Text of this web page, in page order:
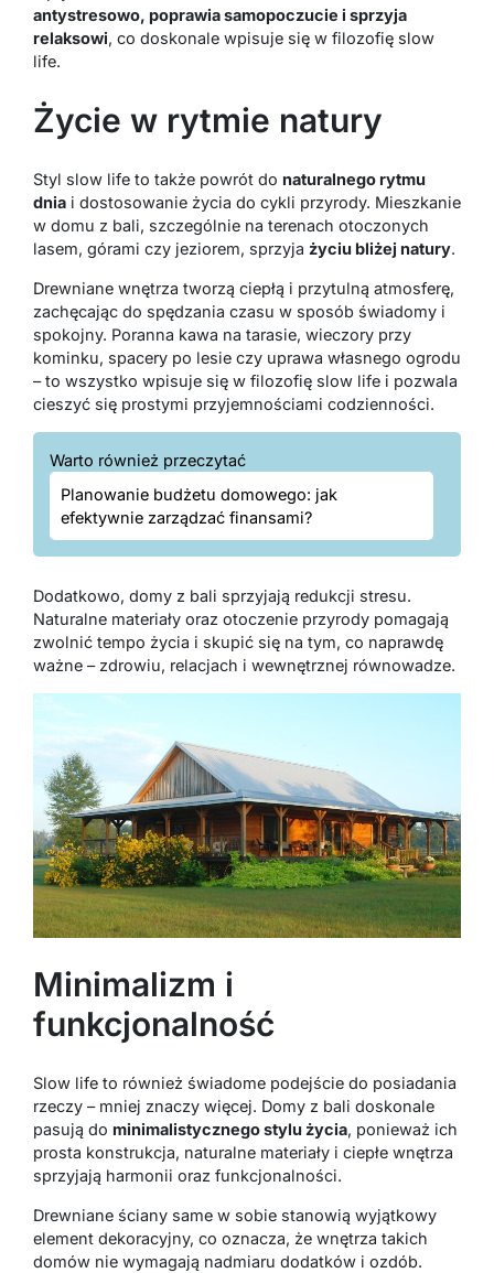
antystresowo, poprawia samopoczucie i sprzyja
relaksowi, co doskonale wpisuje się w filozofię slow
life.
Życie w rytmie natury
Styl slow life to także powrót do naturalnego rytmu
dnia i dostosowanie życia do cykli przyrody. Mieszkanie
w domu z bali, szczególnie na terenach otoczonych
lasem, górami czy jeziorem, sprzyja życiu bliżej natury.
Drewniane wnętrza tworzą ciepłą i przytulną atmosferę,
zachęcając do spędzania czasu w sposób świadomy i
spokojny. Poranna kawa na tarasie, wieczory przy
kominku, spacery po lesie czy uprawa własnego ogrodu
– to wszystko wpisuje się w filozofię slow life i pozwala
cieszyć się prostymi przyjemnościami codzienności.
Warto również przeczytać
Planowanie budżetu domowego: jak
efektywnie zarządzać finansami?
Dodatkowo, domy z bali sprzyjają redukcji stresu.
Naturalne materiały oraz otoczenie przyrody pomagają
zwolnić tempo życia i skupić się na tym, co naprawdę
ważne – zdrowiu, relacjach i wewnętrznej równowadze.
Minimalizm i
funkcjonalność
Slow life to również świadome podejście do posiadania
rzeczy – mniej znaczy więcej. Domy z bali doskonale
pasują do minimalistycznego stylu życia, ponieważ ich
prosta konstrukcja, naturalne materiały i ciepłe wnętrza
sprzyjają harmonii oraz funkcjonalności.
Drewniane ściany same w sobie stanowią wyjątkowy
element dekoracyjny, co oznacza, że wnętrza takich
domów nie wymagają nadmiaru dodatków i ozdób.